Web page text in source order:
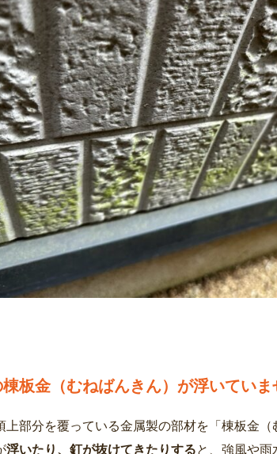
板金（むねばんきん）が浮いていま
上部分を覆っている金属製の部材を「棟板金
浮いたり、釘が抜けてきたりすると、強風や雨